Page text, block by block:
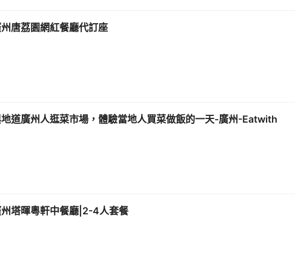
唐荔園網紅餐廳代訂座
道廣州人逛菜市場，體驗當地人買菜做飯的一天-廣州-Eatwith
塔暉粵軒中餐廳|2-4人套餐